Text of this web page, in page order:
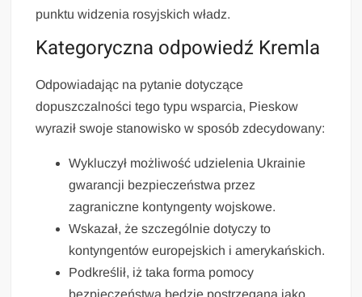
punktu widzenia rosyjskich władz.
Kategoryczna odpowiedź Kremla
Odpowiadając na pytanie dotyczące
dopuszczalności tego typu wsparcia, Pieskow
wyraził swoje stanowisko w sposób zdecydowany:
Wykluczył możliwość udzielenia Ukrainie
gwarancji bezpieczeństwa przez
zagraniczne kontyngenty wojskowe.
Wskazał, że szczególnie dotyczy to
kontyngentów europejskich i amerykańskich.
Podkreślił, iż taka forma pomocy
bezpieczeństwa będzie postrzegana jako